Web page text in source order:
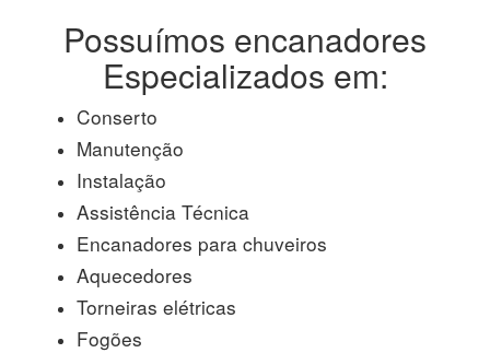
Possuímos encanadores
Especializados em:
Conserto
Manutenção
Instalação
Assistência Técnica
Encanadores para chuveiros
Aquecedores
Torneiras elétricas
Fogões